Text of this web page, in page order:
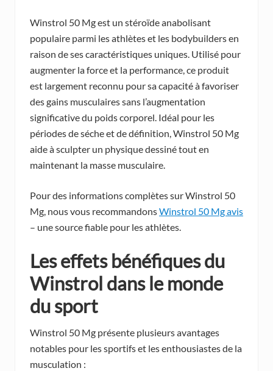
Winstrol 50 Mg est un stéroïde anabolisant
populaire parmi les athlètes et les bodybuilders en
raison de ses caractéristiques uniques. Utilisé pour
augmenter la force et la performance, ce produit
est largement reconnu pour sa capacité à favoriser
des gains musculaires sans l’augmentation
significative du poids corporel. Idéal pour les
périodes de séche et de définition, Winstrol 50 Mg
aide à sculpter un physique dessiné tout en
maintenant la masse musculaire.
Pour des informations complètes sur Winstrol 50
Mg, nous vous recommandonsWinstrol 50 Mg avis
– une source fiable pour les athlètes.
Les effets bénéfiques du
Winstrol dans le monde
du sport
Winstrol 50 Mg présente plusieurs avantages
notables pour les sportifs et les enthousiastes de la
musculation :